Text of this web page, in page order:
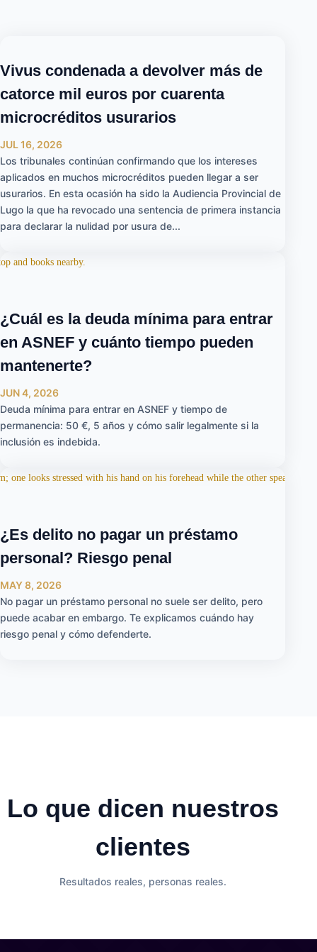
Vivus condenada a devolver más de
catorce mil euros por cuarenta
microcréditos usurarios
JUL 16, 2026
Los tribunales continúan confirmando que los intereses
aplicados en muchos microcréditos pueden llegar a ser
usurarios. En esta ocasión ha sido la Audiencia Provincial de
Lugo la que ha revocado una sentencia de primera instancia
para declarar la nulidad por usura de...
¿Cuál es la deuda mínima para entrar
en ASNEF y cuánto tiempo pueden
mantenerte?
JUN 4, 2026
Deuda mínima para entrar en ASNEF y tiempo de
permanencia: 50 €, 5 años y cómo salir legalmente si la
inclusión es indebida.
¿Es delito no pagar un préstamo
personal? Riesgo penal
MAY 8, 2026
No pagar un préstamo personal no suele ser delito, pero
puede acabar en embargo. Te explicamos cuándo hay
riesgo penal y cómo defenderte.
Lo que dicen nuestros
clientes
Resultados reales, personas reales.